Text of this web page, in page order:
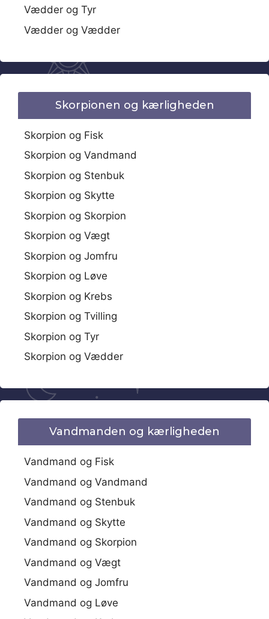
Vædder og Tyr
Vædder og Vædder
Skorpionen og kærligheden
Skorpion og Fisk
Skorpion og Vandmand
Skorpion og Stenbuk
Skorpion og Skytte
Skorpion og Skorpion
Skorpion og Vægt
Skorpion og Jomfru
Skorpion og Løve
Skorpion og Krebs
Skorpion og Tvilling
Skorpion og Tyr
Skorpion og Vædder
Vandmanden og kærligheden
Vandmand og Fisk
Vandmand og Vandmand
Vandmand og Stenbuk
Vandmand og Skytte
Vandmand og Skorpion
Vandmand og Vægt
Vandmand og Jomfru
Vandmand og Løve